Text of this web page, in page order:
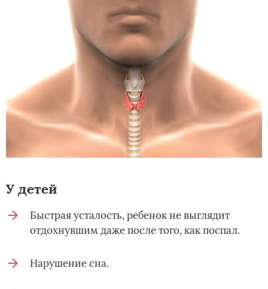
У детей
Быстрая усталость, ребенок не выглядит
отдохнувшим даже после того, как поспал.
Нарушение сна.